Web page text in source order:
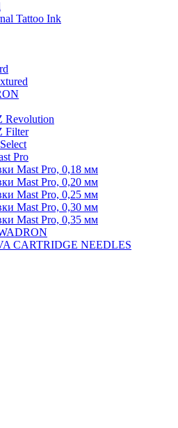
Tattoo Ink
Revolution
Filter
Pro
Mast Pro, 0,18 мм
Mast Pro, 0,20 мм
Mast Pro, 0,25 мм
Mast Pro, 0,30 мм
Mast Pro, 0,35 мм
CARTRIDGE NEEDLES